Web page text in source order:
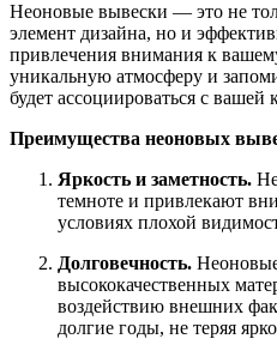
Неоновые вывески — это не
элемент дизайна, но и
привлечения внимания к
уникальную атмосферу и
будет ассоциироваться с вашей
Преимущества неоновых
Яркость и заметность.
темноте и привлекают
условиях плохой
Долговечность.
высококачественных
воздействию внешних
долгие годы, не теряя